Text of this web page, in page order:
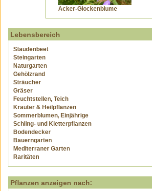
Acker-Glockenblume
Lebensbereich
Staudenbeet
Steingarten
Naturgarten
Gehölzrand
Sträucher
Gräser
Feuchtstellen, Teich
Kräuter & Heilpflanzen
Sommerblumen, Einjährige
Schling- und Kletterpflanzen
Bodendecker
Bauerngarten
Mediterraner Garten
Raritäten
Pflanzen anzeigen nach: